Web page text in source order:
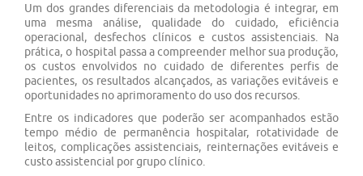
Um dos grandes diferenciais da metodologia é integrar, em
uma mesma análise, qualidade do cuidado, eficiência
operacional, desfechos clínicos e custos assistenciais. Na
prática, o hospital passa a compreender melhor sua produção,
os custos envolvidos no cuidado de diferentes perfis de
pacientes, os resultados alcançados, as variações evitáveis e
oportunidades no aprimoramento do uso dos recursos.
Entre os indicadores que poderão ser acompanhados estão
tempo médio de permanência hospitalar, rotatividade de
leitos, complicações assistenciais, reinternações evitáveis e
custo assistencial por grupo clínico.